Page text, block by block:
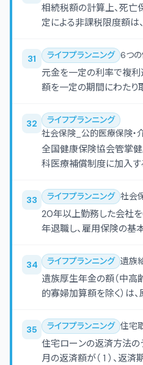
相続税額の計算上、死
定による非課税限度額は
31 ライフプランニング 6つ
元金を一定の利率で複利
額を一定の期間にわたり
は、（ ）である。
32
ライフプランニング
社会保険_公的医療保険・
全国健康保険協会管掌
科医療補償制度に加入
る。
33 ライフプランニング 社会
20年以上勤務した会社
年退職し、雇用保険の基
大（ ）である。
34 ライフプランニング 遺族
遺族厚生年金の額（中
的寡婦加算額を除く）は、
た老齢厚生年金の報酬比
する額である。
35 ライフプランニング 住宅
住宅ローンの返済方法の
月の返済額が（ 1 ）、返